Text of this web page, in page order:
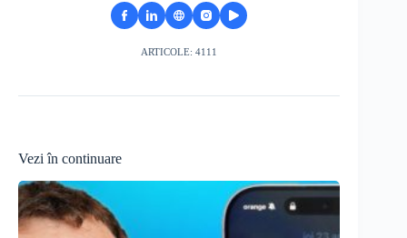
ARTICOLE: 4111
Vezi în continuare